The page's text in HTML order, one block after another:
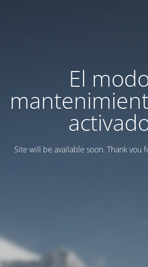
El
Site will be available soon. Thank you